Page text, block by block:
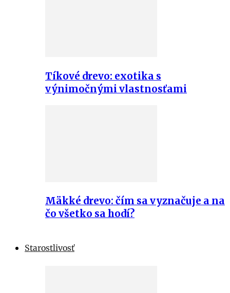
Tíkové drevo: exotika s
výnimočnými vlastnosťami
Mäkké drevo: čím sa vyznačuje a na
čo všetko sa hodí?
Starostlivosť